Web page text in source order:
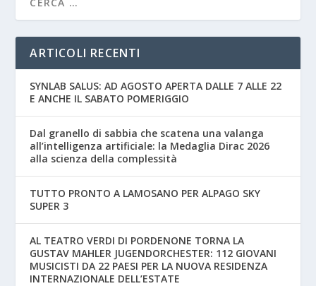
ARTICOLI RECENTI
SYNLAB SALUS: AD AGOSTO APERTA DALLE 7 ALLE 22
E ANCHE IL SABATO POMERIGGIO
Dal granello di sabbia che scatena una valanga
all’intelligenza artificiale: la Medaglia Dirac 2026
alla scienza della complessità
TUTTO PRONTO A LAMOSANO PER ALPAGO SKY
SUPER 3
AL TEATRO VERDI DI PORDENONE TORNA LA
GUSTAV MAHLER JUGENDORCHESTER: 112 GIOVANI
MUSICISTI DA 22 PAESI PER LA NUOVA RESIDENZA
INTERNAZIONALE DELL’ESTATE